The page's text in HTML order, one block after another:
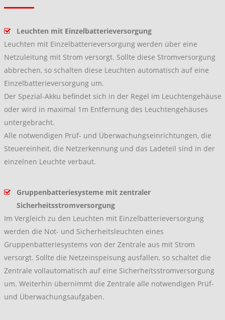
Leuchten mit Einzelbatterieversorgung
Leuchten mit Einzelbatterieversorgung werden über eine
Netzuleitung mit Strom versorgt. Sollte diese Stromversorgung
abbrechen, so schalten diese Leuchten automatisch auf eine
Einzelbatterieversorgung um.
Der Spezial-Akku befindet sich in der Regel im Leuchtengehäuse
oder wird in maximal 1m Entfernung des Leuchtengehäuses
untergebracht.
Alle notwendigen Prüf- und Überwachungseinrichtungen, die
Steuereinheit, die Netzerkennung und das Ladeteil sind in der
einzelnen Leuchte verbaut.
Gruppenbatteriesysteme mit zentraler
Sicherheitsstromversorgung
Im Vergleich zu den Leuchten mit Einzelbatterieversorgung
werden die Not- und Sicherheitsleuchten eines
Gruppenbatteriesystems von der Zentrale aus mit Strom
versorgt. Sollte die Netzeinspeisung ausfallen, so schaltet die
Zentrale vollautomatisch auf eine Sicherheitsstromversorgung
um. Weiterhin übernimmt die Zentrale alle notwendigen Prüf-
und Überwachungsaufgaben.